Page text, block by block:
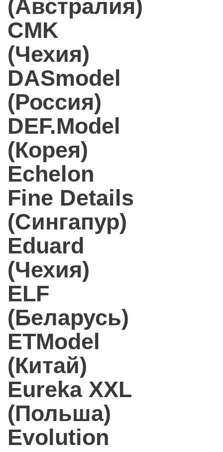
(Австралия)
CMK
(Чехия)
DASmodel
(Россия)
DEF.Model
(Корея)
Echelon
Fine Details
(Сингапур)
Eduard
(Чехия)
ELF
(Беларусь)
ETModel
(Китай)
Eureka XXL
(Польша)
Evolution